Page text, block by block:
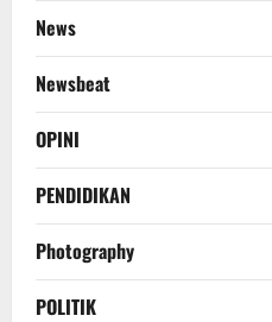
News
Newsbeat
OPINI
PENDIDIKAN
Photography
POLITIK